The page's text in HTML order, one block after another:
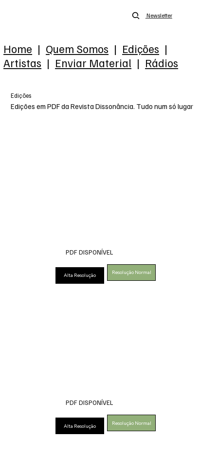
Newsletter
Home | Quem Somos | Edições |
Artistas | Enviar Material | Rádios
Edições
Edições em PDF da Revista Dissonância. Tudo num só lugar
PDF DISPONÍVEL
Alta Resolução Resolução Normal
PDF DISPONÍVEL
Alta Resolução Resolução Normal